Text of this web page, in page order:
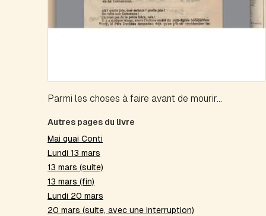
Parmi les choses à faire avant de mourir...
Autres pages du livre
Mai quai Conti
Lundi 13 mars
13 mars (suite)
13 mars (fin)
Lundi 20 mars
20 mars (suite, avec une interruption)